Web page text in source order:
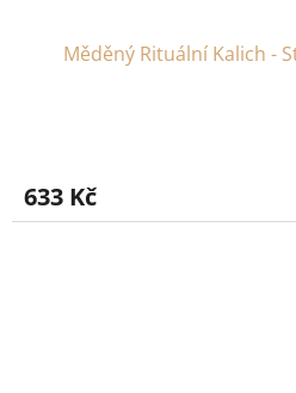
Měděný Rituální Kalich -
633 Kč